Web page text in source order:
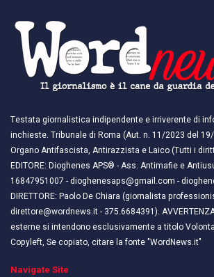
Testata giornalistica indipendente e irriverente di
inchieste. Tribunale di Roma (Aut. n. 11/2023 del
Organo Antifascista, Antirazzista e Laico (Tutti i
EDITORE: Dioghenes APS® - Ass. Antimafie e
16847951007 - dioghenesaps@gmail.com -
DIRETTORE: Paolo De Chiara (giornalista
direttore@wordnews.it - ​​375.6684391).
esterne si intendono esclusivamente a titolo
Copyleft, Se copiato, citare la fonte "WordNews.it"
Navigate Site